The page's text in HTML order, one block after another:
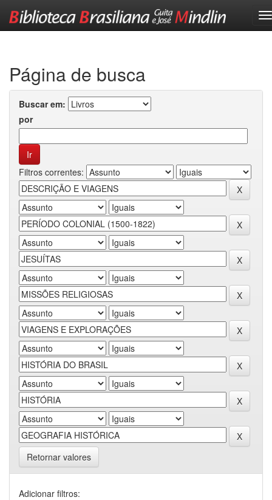
Página de busca
Buscar em:
por
Filtros correntes:
Retornar valores
Adicionar filtros: